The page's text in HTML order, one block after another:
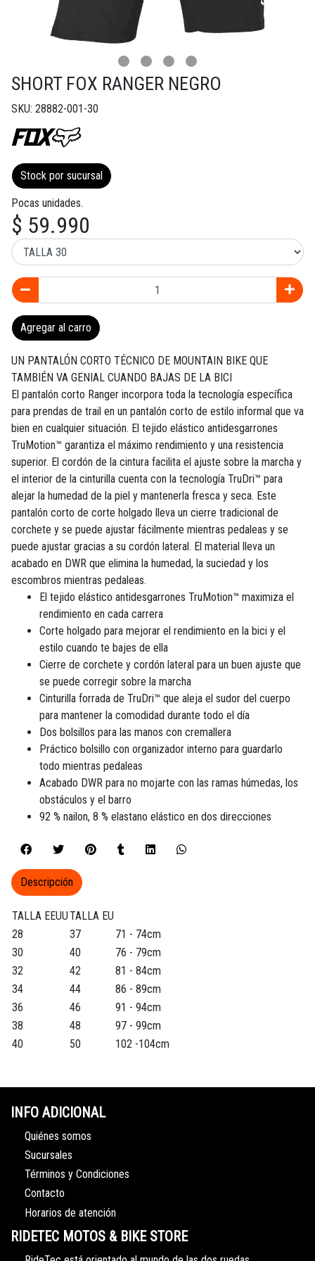
SHORT FOX RANGER NEGRO
SKU: 28882-001-30
Stock por sucursal
Pocas unidades.
$ 59.990
Agregar al carro
UN PANTALÓN CORTO TÉCNICO DE MOUNTAIN BIKE QUE
TAMBIÉN VA GENIAL CUANDO BAJAS DE LA BICI
El pantalón corto Ranger incorpora toda la tecnología específica
para prendas de trail en un pantalón corto de estilo informal que va
bien en cualquier situación. El tejido elástico antidesgarrones
TruMotion™ garantiza el máximo rendimiento y una resistencia
superior. El cordón de la cintura facilita el ajuste sobre la marcha y
el interior de la cinturilla cuenta con la tecnología TruDri™ para
alejar la humedad de la piel y mantenerla fresca y seca. Este
pantalón corto de corte holgado lleva un cierre tradicional de
corchete y se puede ajustar fácilmente mientras pedaleas y se
puede ajustar gracias a su cordón lateral. El material lleva un
acabado en DWR que elimina la humedad, la suciedad y los
escombros mientras pedaleas.
El tejido elástico antidesgarrones TruMotion™ maximiza el
rendimiento en cada carrera
Corte holgado para mejorar el rendimiento en la bici y el
estilo cuando te bajes de ella
Cierre de corchete y cordón lateral para un buen ajuste que
se puede corregir sobre la marcha
Cinturilla forrada de TruDri™ que aleja el sudor del cuerpo
para mantener la comodidad durante todo el día
Dos bolsillos para las manos con cremallera
Práctico bolsillo con organizador interno para guardarlo
todo mientras pedaleas
Acabado DWR para no mojarte con las ramas húmedas, los
obstáculos y el barro
92 % nailon, 8 % elastano elástico en dos direcciones
TALLA EEUUTALLA EU
28
37
71 - 74cm
30
40
76 - 79cm
32
42
81 - 84cm
34
44
86 - 89cm
36
46
91 - 94cm
38
48
97 - 99cm
40
50 102 -104cm
Descripción
INFO ADICIONAL
Quiénes somos
Sucursales
Términos y Condiciones
Contacto
Horarios de atención
RIDETEC MOTOS & BIKE STORE